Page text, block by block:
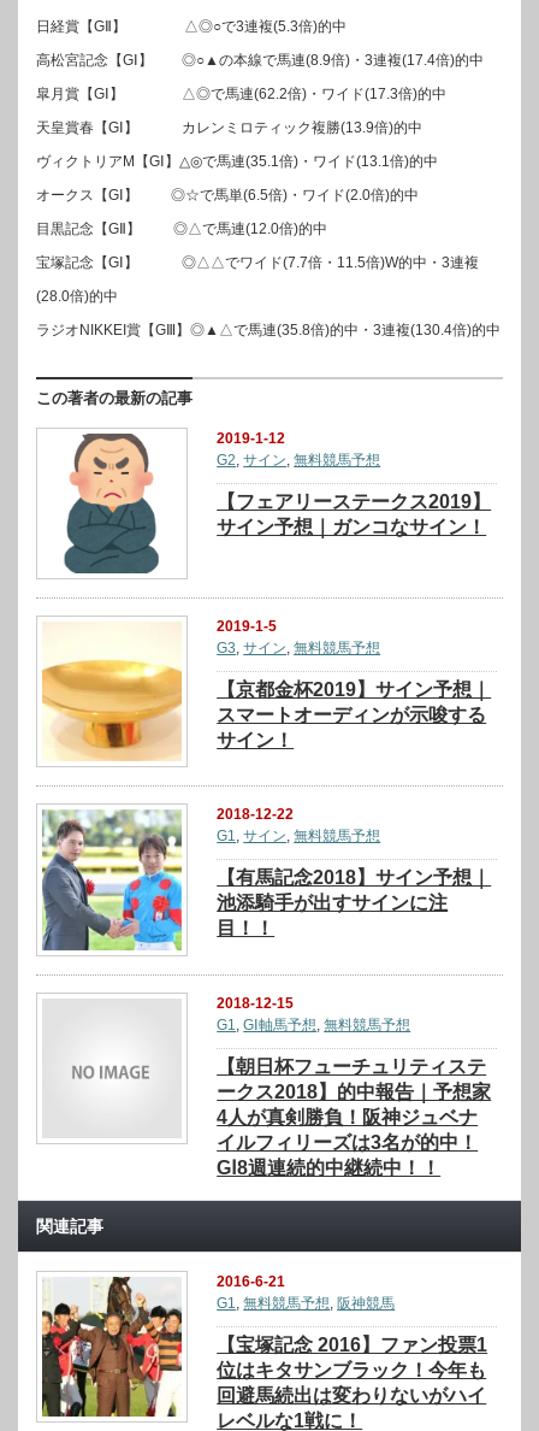
日経賞【GⅡ】 △◎○で3連複(5.3倍)的中
高松宮記念【GⅠ】 ◎○▲の本線で馬連(8.9倍)・3連複(17.4倍)的中
皐月賞【GⅠ】 △◎で馬連(62.2倍)・ワイド(17.3倍)的中
天皇賞春【GⅠ】 カレンミロティック複勝(13.9倍)的中
ヴィクトリアM【GⅠ】△◎で馬連(35.1倍)・ワイド(13.1倍)的中
オークス【GⅠ】 ◎☆で馬単(6.5倍)・ワイド(2.0倍)的中
目黒記念【GⅡ】 ◎△で馬連(12.0倍)的中
宝塚記念【GⅠ】 ◎△△でワイド(7.7倍・11.5倍)W的中・3連複
(28.0倍)的中
ラジオNIKKEI賞【GⅢ】◎▲△で馬連(35.8倍)的中・3連複(130.4倍)的中
この著者の最新の記事
2019-1-12
G2 ,サイン ,無料競馬予想
【フェアリーステークス2019】
サイン予想｜ガンコなサイン！
2019-1-5
G3,サイン,無料競馬予想
【京都金杯2019】サイン予想｜
スマートオーディンが示唆する
サイン！
2018-12-22
G1,サイン,無料競馬予想
【有馬記念2018】サイン予想｜
池添騎手が出すサインに注
目！！
2018-12-15
G1
,GⅠ軸馬予想 ,無料競馬予想
【朝日杯フューチュリティステ
ークス2018】的中報告｜予想家
4人が真剣勝負！阪神ジュベナ
イルフィリーズは3名が的中！
GⅠ8週連続的中継続中！！
関連記事
2016-6-21
G1
,無料競馬予想 ,阪神競馬
【宝塚記念 2016】ファン投票1
位はキタサンブラック！今年も
回避馬続出は変わりないがハイ
レベルな1戦に！